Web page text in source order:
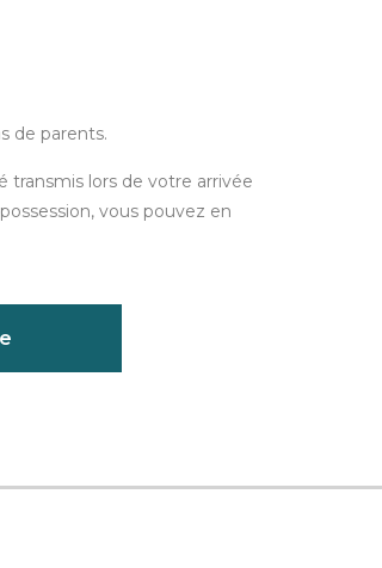
de parents.
transmis lors de votre arrivée
vous pouvez en